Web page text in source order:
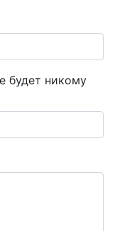
будет никому